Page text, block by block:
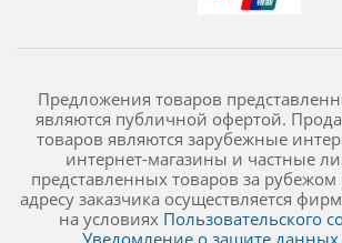
Предложения товаров
являются публичной офертой.
товаров являются зарубежные
интернет-магазины и частные
представленных товаров за
адресу заказчика осуществляется
на условиях Пользовательского